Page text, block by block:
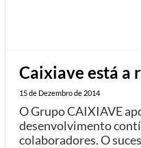
Caixiave está a
15 de Dezembro de 2014
O Grupo CAIXIAVE
desenvolvimento
colaboradores. O